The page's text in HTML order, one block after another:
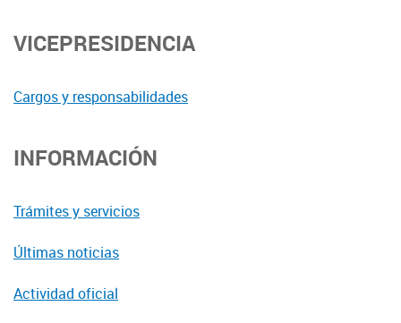
VICEPRESIDENCIA
Cargos y responsabilidades
INFORMACIÓN
Trámites y servicios
Últimas noticias
Actividad oficial